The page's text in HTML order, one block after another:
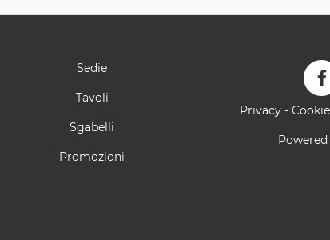
Sedie
Tavoli
Sgabelli
Promozioni
Privacy - Cookie